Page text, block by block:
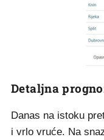
Detaljna
Danas na istoku
i vrlo vruće. Na